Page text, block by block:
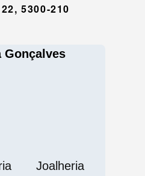
5300-210
Gonçalves
Joalheria